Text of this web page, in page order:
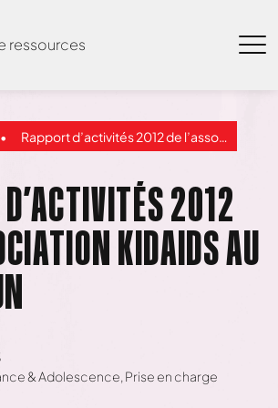
ressources
Rapport d’activités 2012 de l’association KidAids au Cameroun
2012
KIDAIDS AU
& Adolescence, Prise en charge